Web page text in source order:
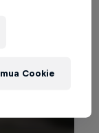
Cookie